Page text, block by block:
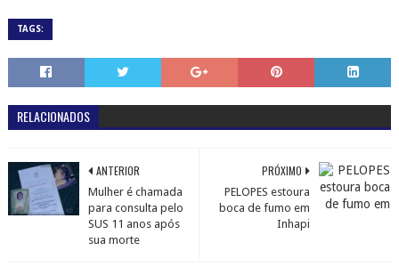
TAGS:
RELACIONADOS
PRÓXIMO
PELOPES estoura
boca de fumo em
Inhapi
ANTERIOR
Mulher é chamada
para consulta pelo
SUS 11 anos após
sua morte